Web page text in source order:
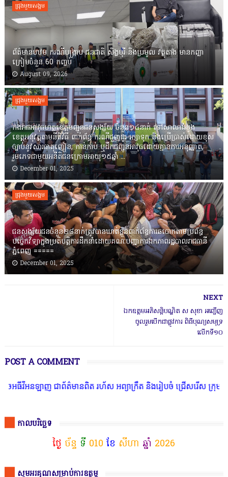
ជ្រុងមួយសង្គម
ព័ត៌មានបឋម ករណីបង្ក្រាប ជនជាតិ សិង្ហបុរី និងប្រមូល វត្ថុតាង មានកញ្ឆា
ក្រៀមចំនួន 60 កញ្ចប់
August 09, 2026
ជ្រុងមួយសង្គម
កងរាជឣាវុធហត្ថខេត្តបញ្ជូនជនសង្ស័យ ចំនួន១៤នាក់ ទៅសាលាដំបូង
ខេត្តឣនុវត្តតាមនីតិវិធី ពាក់ព័ន្ធ ករណីជួញដូរ រក្សាទុក និងប្រើប្រាស់ដោយខុស
ច្បាប់នូវសារធាតុញៀន, កាន់កាប់ ឬដឹកជញ្ជូនអាវុធដោយគ្មានការអនុញ្ញាត,
រួមភេទជាមួយអនីតិជនក្រោមអាយុ១៥ឆ្នាំ ...
December 01, 2025
ជ្រុងមួយសង្គម
ជនសង្ស័យជនចំនួន២៨នាក់ត្រូវបានឃាត់ខ្លួនពាក់ព័ន្ធការឆបោកតាមប្រព័ន្ធ
បច្ចេកវិទ្យាក្នុងប្រតិបត្តិការដឹកនាំដោយគណៈបញ្ជាការឯកភាពរដ្ឋបាលរាជធានី
ភ្នំពេញ ‎=====
December 01, 2025
NEXT
ឯកឧត្តមអភិសន្តិបណ្ឌិត ស សុខា អញ្ជេីញ
ចូលរួមបើកជាផ្លូវការ ពិធីបុណ្យសមុទ្រ
លើកទី១០
POST A COMMENT
នឡាញ ជាព័ត៌មានពិត រហ័ស អព្យាក្រឹត និងរៀបចំ ជ្រើសរើស ក្រុមការងារ
កាលបរិច្ឆេទ
ថ្ងៃ ច័ន្ទ ទី 010 ខែ សីហា ឆ្នាំ 2026
សូមអរគុណសម្រាប់ការឧត្ថម្ភ